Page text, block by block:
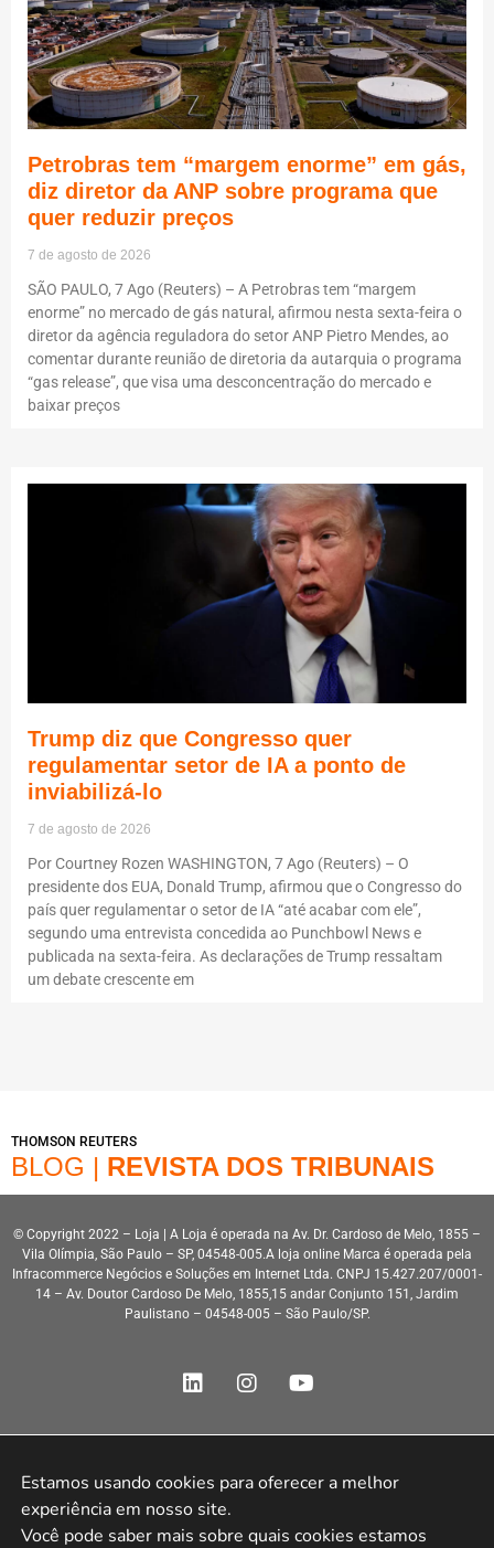
Petrobras tem “margem enorme” em gás,
diz diretor da ANP sobre programa que
quer reduzir preços
7 de agosto de 2026
SÃO PAULO, 7 Ago (Reuters) – A Petrobras tem “margem
enorme” no mercado de gás natural, afirmou nesta sexta-feira o
diretor da agência reguladora do setor ANP Pietro Mendes, ao
comentar durante reunião de diretoria da autarquia o programa
“gas release”, que visa uma desconcentração do mercado e
baixar preços
Trump diz que Congresso quer
regulamentar setor de IA a ponto de
inviabilizá-lo
7 de agosto de 2026
Por Courtney Rozen WASHINGTON, 7 Ago (Reuters) – O
presidente dos EUA, Donald Trump, afirmou que o Congresso do
país quer regulamentar o setor de IA “até acabar com ele”,
segundo uma entrevista concedida ao Punchbowl News e
publicada na sexta-feira. As declarações de Trump ressaltam
um debate crescente em
THOMSON REUTERS
BLOG | REVISTA DOS TRIBUNAIS
© Copyright 2022 – Loja | A Loja é operada na Av. Dr. Cardoso de Melo, 1855 –
Vila Olímpia, São Paulo – SP, 04548-005.A loja online Marca é operada pela
Infracommerce Negócios e Soluções em Internet Ltda. CNPJ 15.427.207/0001-
14 – Av. Doutor Cardoso De Melo, 1855,15 andar Conjunto 151, Jardim
Paulistano – 04548-005 – São Paulo/SP.
Desenvolvimento HeroStar
Estamos usando cookies para oferecer a melhor
experiência em nosso site.
Você pode saber mais sobre quais cookies estamos